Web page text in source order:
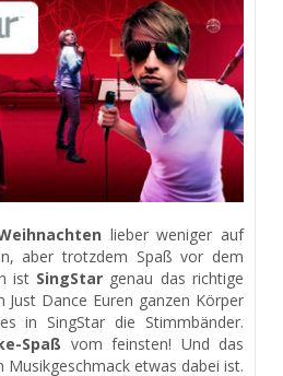
lieber weniger auf
aber trotzdem Spaß vor dem
ist SingStar genau das richtige
Just Dance Euren ganzen Körper
in SingStar die Stimmbänder.
Spaß vom feinsten! Und das
Musikgeschmack etwas dabei ist.